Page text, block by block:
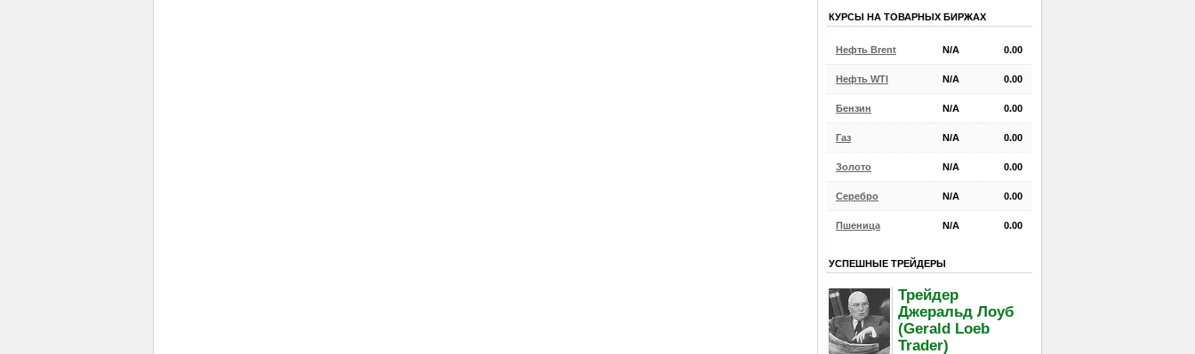
КУРСЫ НА ТОВАРНЫХ БИРЖАХ
Нефть Brent N/A 0.00
Нефть WTI N/A 0.00
Бензин N/A 0.00
Газ N/A 0.00
Золото N/A 0.00
Серебро N/A 0.00
Пшеница N/A 0.00
УСПЕШНЫЕ ТРЕЙДЕРЫ
Трейдер
Джеральд Лоуб
(Gerald Loeb
Trader)